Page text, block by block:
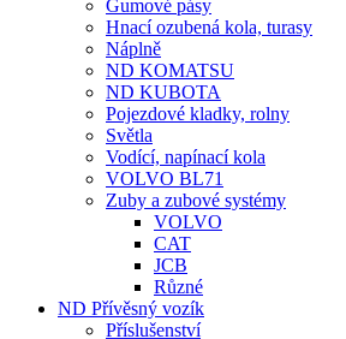
Gumové pásy
Hnací ozubená kola, turasy
Náplně
ND KOMATSU
ND KUBOTA
Pojezdové kladky, rolny
Světla
Vodící, napínací kola
VOLVO BL71
Zuby a zubové systémy
VOLVO
CAT
JCB
Různé
ND Přívěsný vozík
Příslušenství